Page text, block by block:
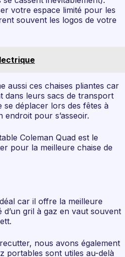
votre espace limité pour les
souvent les logos de votre
aussi ces chaises pliantes car
dans leurs sacs de transport
se déplacer lors des fêtes à
pour s’asseoir.
Coleman Quad est le
pour la meilleure chaise de
car il offre la meilleure
d’un gril à gaz en vaut souvent
nous avons également
portables sont utiles au-delà